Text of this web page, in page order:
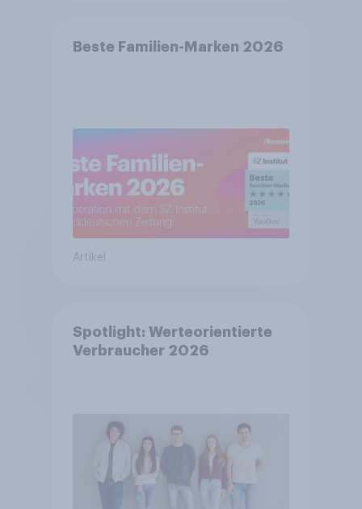
Beste Familien-Marken 2026
Artikel
Spotlight: Werteorientierte
Verbraucher 2026